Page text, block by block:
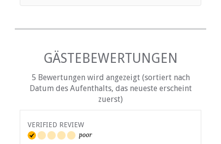
GÄSTEBEWERTUNGEN
5 Bewertungen wird angezeigt (sortiert nach
Datum des Aufenthalts, das neueste erscheint
zuerst)
VERIFIED REVIEW
poor